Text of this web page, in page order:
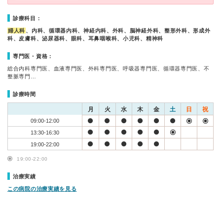
診療科目：
婦人科 、内科、循環器内科、神経内科、外科、脳神経外科、整形外科、形成外
科、皮膚科、泌尿器科、眼科、耳鼻咽喉科、小児科、精神科
専門医・資格：
総合内科専門医、血液専門医、外科専門医、呼吸器専門医、循環器専門医、不
整脈専門…
診療時間
月 火 水 木 金 土 日 祝
09:00-12:00
13:30-16:30
19:00-22:00
19:00-22:00
治療実績
この病院の治療実績を見る